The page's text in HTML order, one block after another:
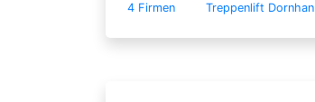
4 Firmen Treppenlift Dornhan